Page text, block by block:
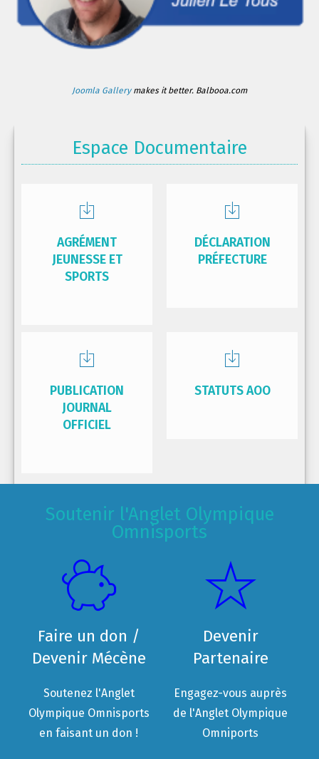
Joomla Gallerymakes it better. Balbooa.com
Espace Documentaire
AGRÉMENT
JEUNESSE ET
SPORTS
DÉCLARATION
PRÉFECTURE
PUBLICATION
JOURNAL
OFFICIEL
STATUTS AOO
Soutenir l'Anglet Olympique
Omnisports
Faire un don /
Devenir Mécène
Soutenez l'Anglet
Olympique Omnisports
en faisant un don !
Devenir
Partenaire
Engagez-vous auprès
de l'Anglet Olympique
Omniports